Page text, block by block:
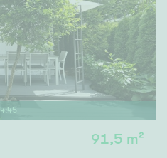
:45
91,5 m²